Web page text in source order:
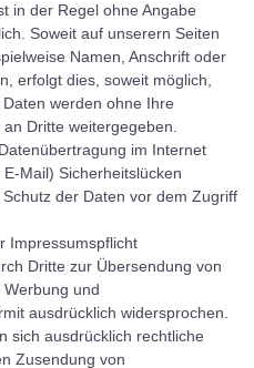
in der Regel ohne Angabe
Soweit auf unserern Seiten
Namen, Anschrift oder
erfolgt dies, soweit möglich,
werden ohne Ihre
Dritte weitergegeben.
im Internet
Mail) Sicherheitslücken
der Daten vor dem Zugriff
Impressumspflicht
Dritte zur Übersendung von
und
ausdrücklich widersprochen.
sich ausdrücklich rechtliche
Zusendung von